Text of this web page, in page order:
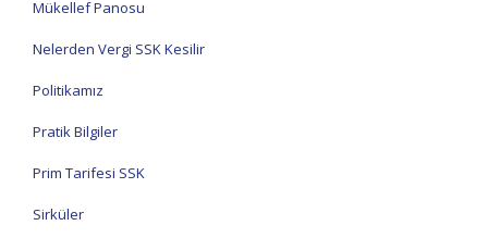
Mükellef Panosu
Nelerden Vergi SSK Kesilir
Politikamız
Pratik Bilgiler
Prim Tarifesi SSK
Sirküler